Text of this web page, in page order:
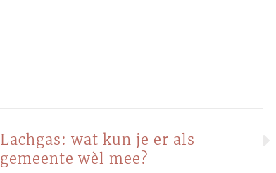
Lachgas: wat kun je er als
gemeente wèl mee?